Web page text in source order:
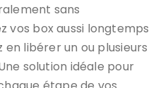
sans
vos box aussi longtemps
libérer un ou plusieurs
solution idéale pour